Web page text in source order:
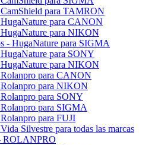
para TAMRON
para CANON
para NIKON
- HugaNature para SIGMA
para SONY
para NIKON
para CANON
para NIKON
para SONY
para SIGMA
para FUJI
Silvestre para todas las marcas
ROLANPRO